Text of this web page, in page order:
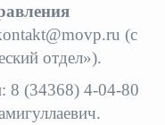
и
организации
(с
отдел»).
8 (34368) 4-04-80